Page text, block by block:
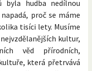
byla hudba nedílnou
proč se máme
tisíci lety. Musíme
kultur,
věd přírodních,
která přetrvává